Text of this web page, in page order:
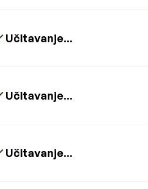
Učitavanje...
Učitavanje...
Učitavanje...